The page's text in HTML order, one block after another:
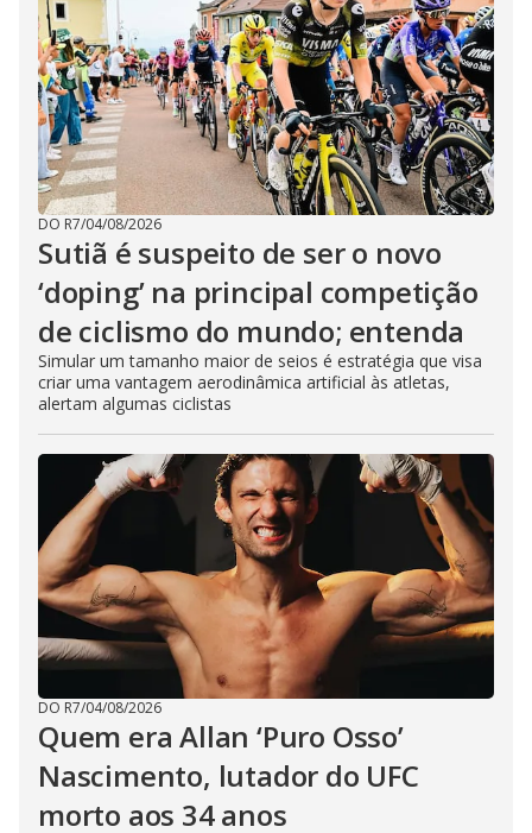
DO R7/04/08/2026
Sutiã é suspeito de ser o novo
‘doping’ na principal competição
de ciclismo do mundo; entenda
Simular um tamanho maior de seios é estratégia que visa
criar uma vantagem aerodinâmica artificial às atletas,
alertam algumas ciclistas
DO R7/04/08/2026
Quem era Allan ‘Puro Osso’
Nascimento, lutador do UFC
morto aos 34 anos